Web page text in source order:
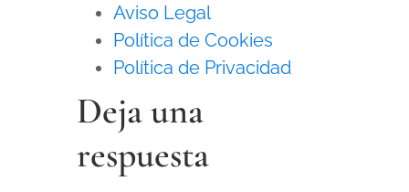
Aviso Legal
Política de Cookies
Política de Privacidad
Deja una
respuesta